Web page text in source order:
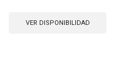
VER DISPONIBILIDAD